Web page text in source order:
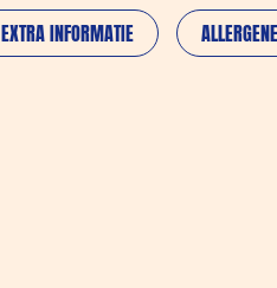
EXTRA INFORMATIE